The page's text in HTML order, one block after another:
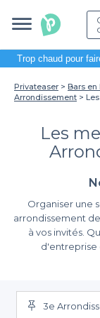
Trop chaud pour
Privateaser Bars
Arrondissement
Les
Organiser une
arrondissement
à vos invités.
d'entreprise
établissements
votre soirée.
pianistes se mêle
Une
En choisissant
3e